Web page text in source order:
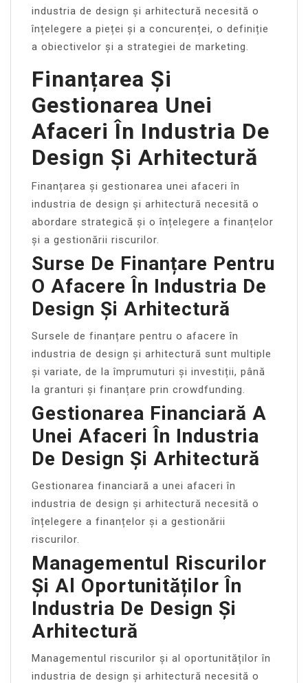
industria de design și arhitectură necesită o
înțelegere a pieței și a concurenței, o definiție
a obiectivelor și a strategiei de marketing.
Finanțarea Și
Gestionarea Unei
Afaceri În Industria De
Design Și Arhitectură
Finanțarea și gestionarea unei afaceri în
industria de design și arhitectură necesită o
abordare strategică și o înțelegere a finanțelor
și a gestionării riscurilor.
Surse De Finanțare Pentru
O Afacere În Industria De
Design Și Arhitectură
Sursele de finanțare pentru o afacere în
industria de design și arhitectură sunt multiple
și variate, de la împrumuturi și investiții, până
la granturi și finanțare prin crowdfunding.
Gestionarea Financiară A
Unei Afaceri În Industria
De Design Și Arhitectură
Gestionarea financiară a unei afaceri în
industria de design și arhitectură necesită o
înțelegere a finanțelor și a gestionării
riscurilor.
Managementul Riscurilor
Și Al Oportunităților În
Industria De Design Și
Arhitectură
Managementul riscurilor și al oportunităților în
industria de design și arhitectură necesită o